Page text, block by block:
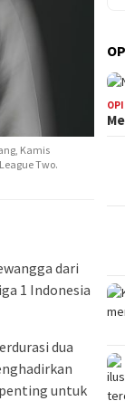
Kamis
Two.
dari
1 Indonesia
dua
untuk